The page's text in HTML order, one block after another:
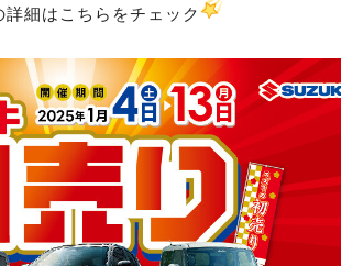
詳細はこちらをチェック